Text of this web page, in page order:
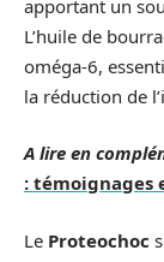
apportant un
L’huile de
oméga-6,
la réduction de
A lire en
: témoignages
Le Proteochoc